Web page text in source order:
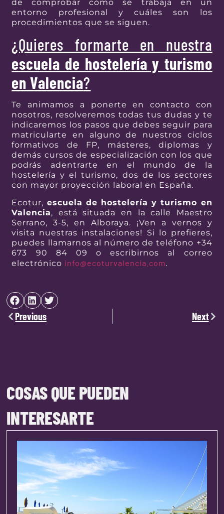
de comprobar cómo se trabaja en un
entorno profesional y cuáles son los
procedimientos que se siguen.
¿Quieres formarte en nuestra
escuela de hostelería y turismo
en Valencia?
Te animamos a ponerte en contacto con
nosotros, resolveremos todas tus dudas y te
indicaremos los pasos que debes seguir para
matricularte en alguno de nuestros ciclos
formativos de FP, másteres, diplomas y
demás cursos de especialización con los que
podrás adentrarte en el mundo de la
hostelería y el turismo, dos de los sectores
con mayor proyección laboral en España.
Ecotur, escuela de hostelería y turismo en
Valencia, está situada en la calle Maestro
Serrano, 3-5, en Alboraya. ¡Ven a vernos y
visita nuestras instalaciones! Si lo prefieres,
puedes llamarnos al número de teléfono +34
673 90 84 09 o escribirnos al correo
electrónico info@ecoturvalencia.com.
Previous Next
COSAS QUE PUEDEN
INTERESARTE